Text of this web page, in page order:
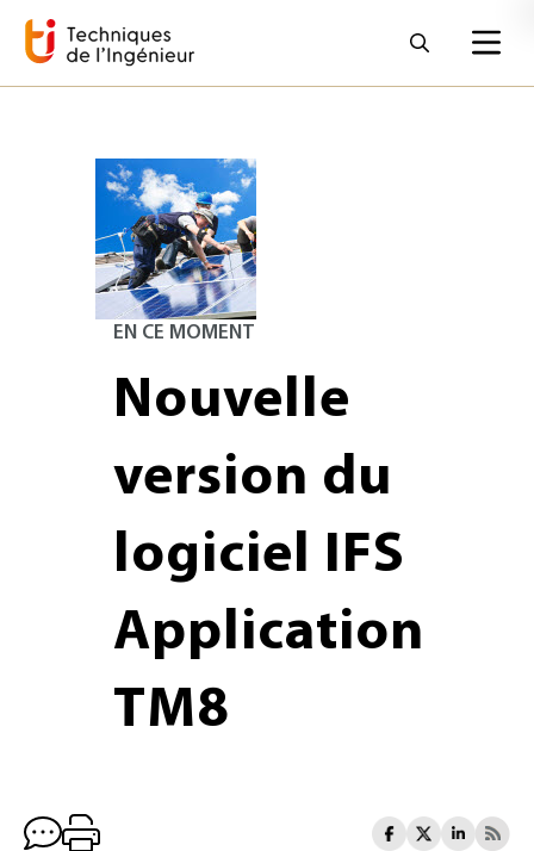
EN CE MOMENT
Nouvelle
version du
logiciel IFS
Application
TM8